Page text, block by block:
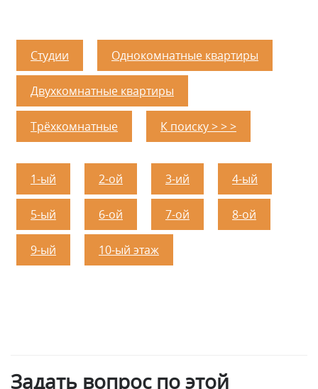
Студии Однокомнатные квартиры
Двухкомнатные квартиры
Трёхкомнатные К поиску > > >
1-ый 2-ой 3-ий 4-ый
5-ый 6-ой 7-ой 8-ой
9-ый 10-ый этаж
Задать вопрос по этой